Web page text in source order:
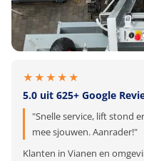
★★★★★
5.0 uit 625+ Google
"Snelle service, lift stond
mee sjouwen. Aanrader!"
Klanten in Vianen en